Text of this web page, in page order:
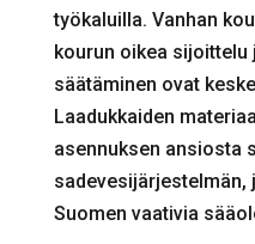
työkaluilla. Vanhan
kourun oikea sijoittelu
säätäminen ovat
Laadukkaiden
asennuksen ansiosta
sadevesijärjestelmän,
Suomen vaativia